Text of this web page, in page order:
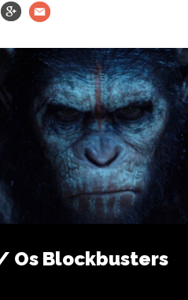
Os Blockbusters